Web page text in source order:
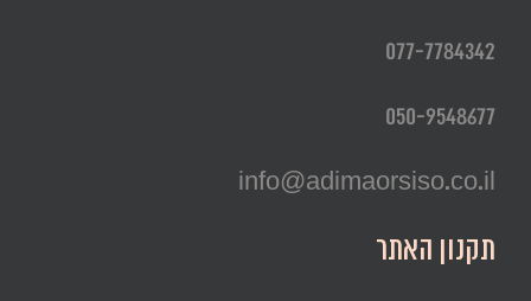
077-7784342
050-9548677
info@adimaorsiso.co.il
תקנון האתר